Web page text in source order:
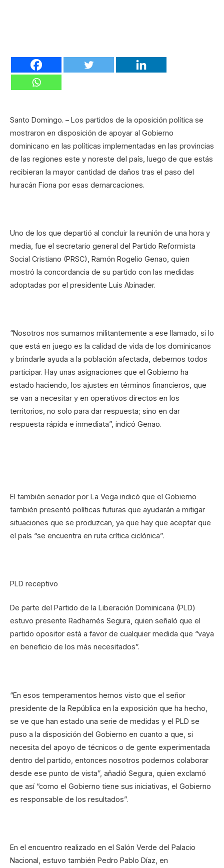
Santo Domingo. – Los partidos de la oposición política se
mostraron en disposición de apoyar al Gobierno
dominicano en las políticas implementadas en las provincias
de las regiones este y noreste del país, luego de que estás
recibieran la mayor cantidad de daños tras el paso del
huracán Fiona por esas demarcaciones.
Uno de los que departió al concluir la reunión de una hora y
media, fue el secretario general del Partido Reformista
Social Cristiano (PRSC), Ramón Rogelio Genao, quien
mostró la concordancia de su partido con las medidas
adoptadas por el presidente Luis Abinader.
“Nosotros nos sumamos militantemente a ese llamado, si lo
que está en juego es la calidad de vida de los dominicanos
y brindarle ayuda a la población afectada, debemos todos
participar. Hay unas asignaciones que el Gobierno ha
estado haciendo, los ajustes en términos financieros, que
se van a necesitar y en operativos directos en los
territorios, no solo para dar respuesta; sino en dar
respuesta rápida e inmediata”, indicó Genao.
El también senador por La Vega indicó que el Gobierno
también presentó políticas futuras que ayudarán a mitigar
situaciones que se produzcan, ya que hay que aceptar que
el país “se encuentra en ruta crítica ciclónica”.
PLD receptivo
De parte del Partido de la Liberación Dominicana (PLD)
estuvo presente Radhamés Segura, quien señaló que el
partido opositor está a favor de cualquier medida que “vaya
en beneficio de los más necesitados”.
“En esos temperamentos hemos visto que el señor
presidente de la República en la exposición que ha hecho,
se ve que han estado una serie de medidas y el PLD se
puso a la disposición del Gobierno en cuanto a que, si
necesita del apoyo de técnicos o de gente experimentada
dentro del partido, entonces nosotros podemos colaborar
desde ese punto de vista”, añadió Segura, quien exclamó
que así “como el Gobierno tiene sus iniciativas, el Gobierno
es responsable de los resultados”.
En el encuentro realizado en el Salón Verde del Palacio
Nacional, estuvo también Pedro Pablo Díaz, en